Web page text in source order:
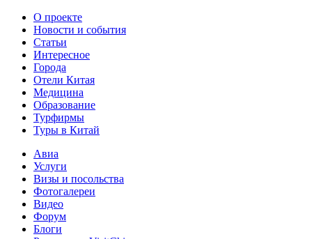
О проекте
Новости и события
Статьи
Интересное
Города
Отели Китая
Медицина
Образование
Турфирмы
Туры в Китай
Авиа
Услуги
Визы и посольства
Фотогалереи
Видео
Форум
Блоги